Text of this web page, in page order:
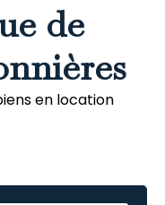
de
en location